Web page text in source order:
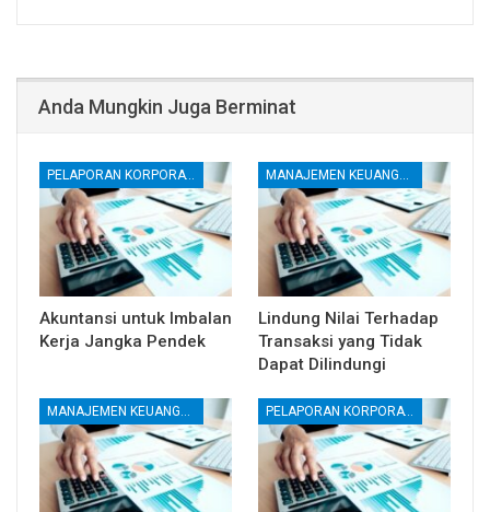
Anda Mungkin Juga Berminat
PELAPORAN KORPORATE
Akuntansi untuk Imbalan
Kerja Jangka Pendek
MANAJEMEN KEUANGAN
Lindung Nilai Terhadap
Transaksi yang Tidak
Dapat Dilindungi
MANAJEMEN KEUANGAN PELAPORAN KORPORATE